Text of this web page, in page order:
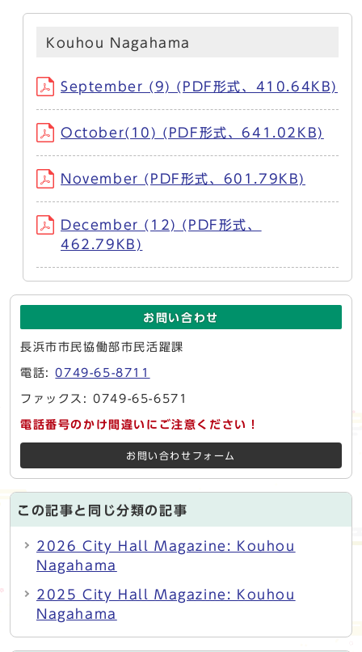
Kouhou Nagahama
September (9) (PDF形式、410.64KB)
October(10) (PDF形式、641.02KB)
November (PDF形式、601.79KB)
December (12) (PDF形式、
462.79KB)
お問い合わせ
長浜市市民協働部市民活躍課
電話:0749-65-8711
ファックス: 0749-65-6571
電話番号のかけ間違いにご注意ください！
お問い合わせフォーム
この記事と同じ分類の記事
2026 City Hall Magazine: Kouhou
Nagahama
2025 City Hall Magazine: Kouhou
Nagahama